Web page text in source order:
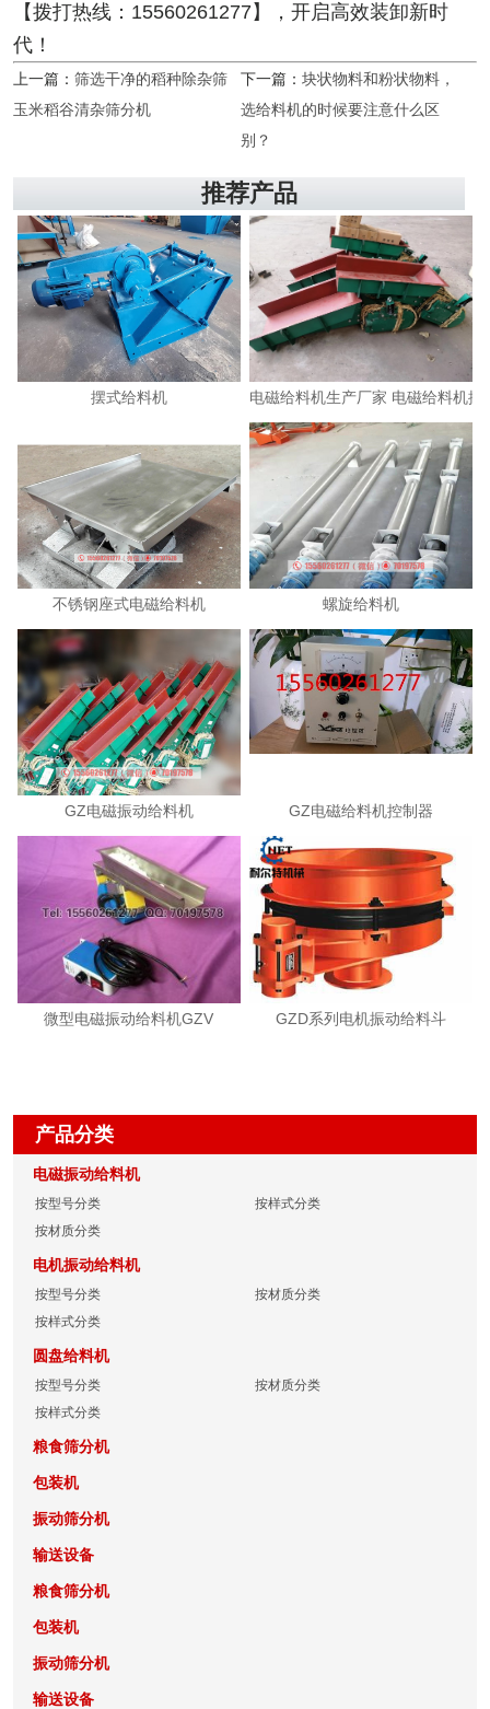
【拨打热线：15560261277】，开启高效装卸新时
代！
上一篇： 筛选干净的稻种除杂筛
玉米稻谷清杂筛分机
下一篇： 块状物料和粉状物料，
选给料机的时候要注意什么区
别？
推荐产品
摆式给料机 电磁给料机生产厂家 电磁给料机控
不锈钢座式电磁给料机 螺旋给料机
GZ电磁振动给料机 GZ电磁给料机控制器
微型电磁振动给料机GZV GZD系列电机振动给料斗
产品分类
电磁振动给料机
按型号分类
按样式分类
按材质分类
电机振动给料机
按型号分类
按材质分类
按样式分类
圆盘给料机
按型号分类
按材质分类
按样式分类
粮食筛分机
包装机
振动筛分机
输送设备
粮食筛分机
包装机
振动筛分机
输送设备